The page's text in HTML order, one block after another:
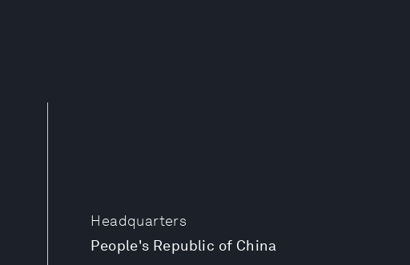
Headquarters
People's Republic of China